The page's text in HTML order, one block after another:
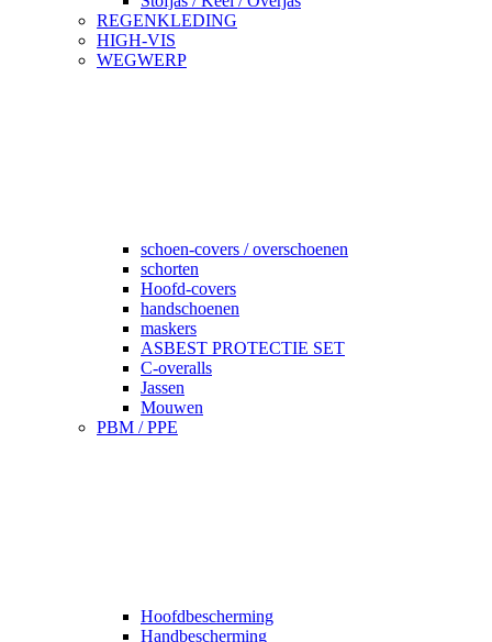
REGENKLEDING
HIGH-VIS
WEGWERP
schoen-covers / overschoenen
schorten
Hoofd-covers
handschoenen
maskers
ASBEST PROTECTIE SET
C-overalls
Jassen
Mouwen
PBM / PPE
Hoofdbescherming
Handbescherming